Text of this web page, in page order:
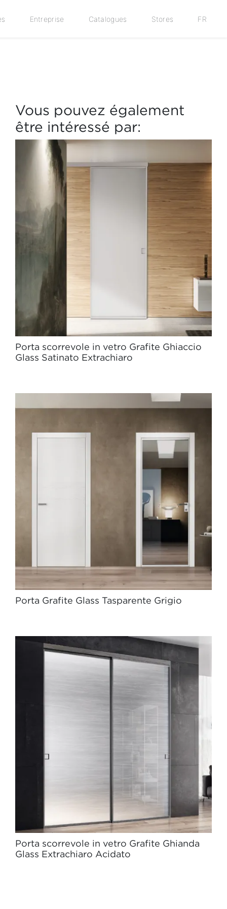
Entreprise Catalogues Stores FR
Vous pouvez également
être intéressé par:
Porta scorrevole in vetro Grafite Ghiaccio
Glass Satinato Extrachiaro
Porta Grafite Glass Tasparente Grigio
Porta scorrevole in vetro Grafite Ghianda
Glass Extrachiaro Acidato